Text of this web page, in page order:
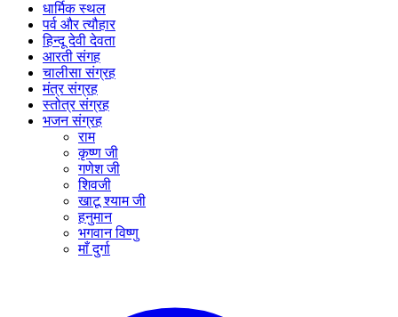
धार्मिक स्थल
पर्व और त्यौहार
हिन्दू देवी देवता
आरती संगह
चालीसा संग्रह
मंत्र संग्रह
स्तोत्र संग्रह
भजन संग्रह
राम
कृष्ण जी
गणेश जी
शिवजी
खाटू श्याम जी
हनुमान
भगवान विष्णु
माँ दुर्गा